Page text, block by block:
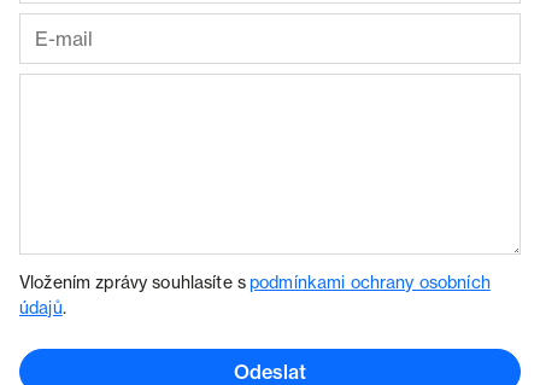
Vložením zprávy souhlasíte spodmínkami ochrany osobních
údajů.
Odeslat